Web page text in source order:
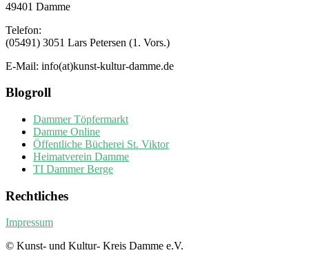
49401 Damme
Telefon:
(05491) 3051 Lars Petersen (1. Vors.)
E-Mail: info(at)kunst-kultur-damme.de
Blogroll
Dammer Töpfermarkt
Damme Online
Öffentliche Bücherei St. Viktor
Heimatverein Damme
TI Dammer Berge
Rechtliches
Impressum
© Kunst- und Kultur- Kreis Damme e.V.